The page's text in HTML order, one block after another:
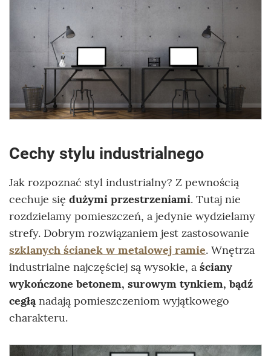
Cechy stylu industrialnego
Jak rozpoznać styl industrialny? Z pewnością
cechuje się dużymi przestrzeniami. Tutaj nie
rozdzielamy pomieszczeń, a jedynie wydzielamy
strefy. Dobrym rozwiązaniem jest zastosowanie
szklanych ścianek w metalowej ramie. Wnętrza
industrialne najczęściej są wysokie, a ściany
wykończone betonem, surowym tynkiem, bądź
cegłą nadają pomieszczeniom wyjątkowego
charakteru.